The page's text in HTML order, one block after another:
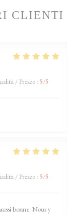
CLIENTI
/ Prezzo : 5/5
/ Prezzo : 5/5
bonne. Nous y